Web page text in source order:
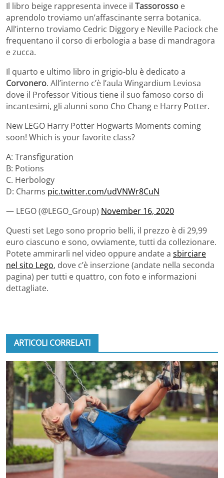
Il libro beige rappresenta invece il Tassorosso e
aprendolo troviamo un’affascinante serra botanica.
All’interno troviamo Cedric Diggory e Neville Paciock che
frequentano il corso di erbologia a base di mandragora
e zucca.
Il quarto e ultimo libro in grigio-blu è dedicato a
Corvonero. All’interno c’è l’aula Wingardium Leviosa
dove il Professor Vitious tiene il suo famoso corso di
incantesimi, gli alunni sono Cho Chang e Harry Potter.
New LEGO Harry Potter Hogwarts Moments coming
soon! Which is your favorite class?
A: Transfiguration
B: Potions
C. Herbology
D: Charms pic.twitter.com/udVNWr8CuN
— LEGO (@LEGO_Group) November 16, 2020
Questi set Lego sono proprio belli, il prezzo è di 29,99
euro ciascuno e sono, ovviamente, tutti da collezionare.
Potete ammirarli nel video oppure andate a sbirciare
nel sito Lego, dove c’è inserzione (andate nella seconda
pagina) per tutti e quattro, con foto e informazioni
dettagliate.
ARTICOLI CORRELATI